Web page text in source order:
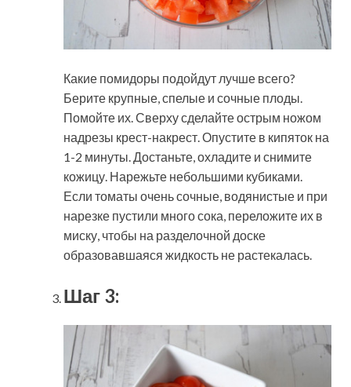
Какие помидоры подойдут лучше всего?
Берите крупные, спелые и сочные плоды.
Помойте их. Сверху сделайте острым ножом
надрезы крест-накрест. Опустите в кипяток на
1-2 минуты. Достаньте, охладите и снимите
кожицу. Нарежьте небольшими кубиками.
Если томаты очень сочные, водянистые и при
нарезке пустили много сока, переложите их в
миску, чтобы на разделочной доске
образовавшаяся жидкость не растекалась.
Шаг 3: